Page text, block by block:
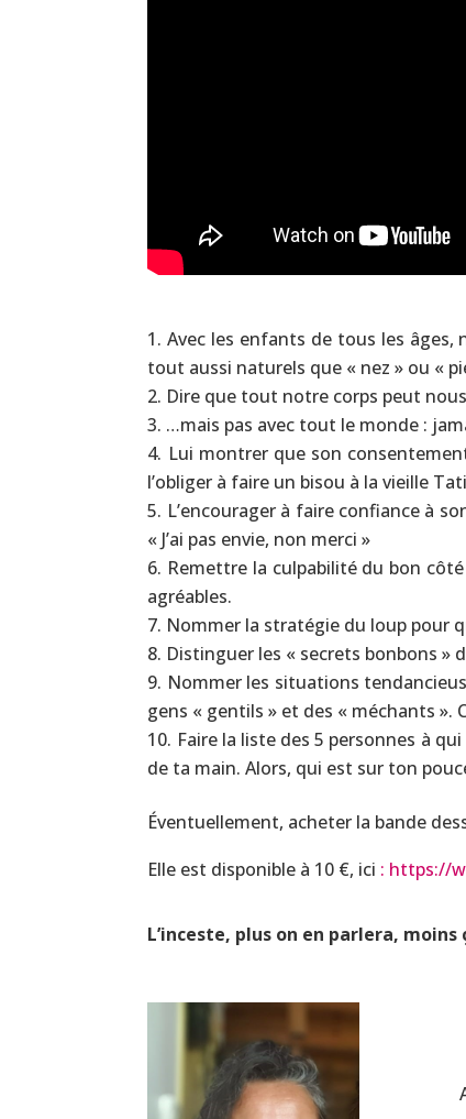
Avec les enfants de tous les âges,
tout aussi naturels que « nez » ou «
Dire que tout notre corps peut
…mais pas avec tout le monde :
Lui montrer que son
l’obliger à faire un bisou à la vieille Tati
L’encourager à faire confiance à
« J’ai pas envie, non merci »
Remettre la culpabilité du bon côté
agréables.
Nommer la stratégie du loup pour
Distinguer les « secrets bonbons »
Nommer les situations
gens « gentils » et des « méchants
Faire la liste des 5 personnes à
de ta main. Alors, qui est sur ton
Éventuellement, acheter la bande
Elle est disponible à 10 €, ici : https://
L’inceste, plus on en parlera,